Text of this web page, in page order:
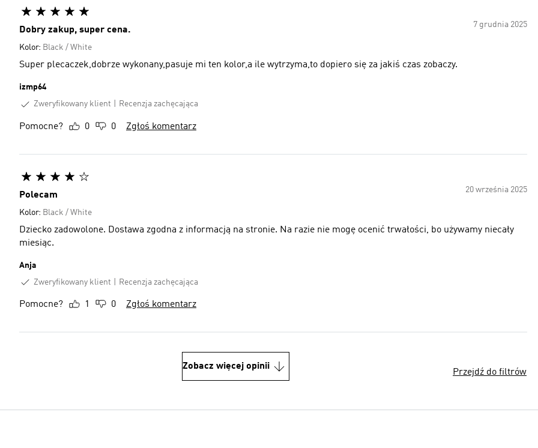
7 grudnia 2025
Dobry zakup, super cena.
Kolor: Black / White
Super plecaczek,dobrze wykonany,pasuje mi ten kolor,a ile wytrzyma,to dopiero się za jakiś czas zobaczy.
izmp64
Zweryfikowany klient
Recenzja zachęcająca
Pomocne? 0 0 Zgłoś komentarz
20 września 2025
Polecam
Kolor: Black / White
Dziecko zadowolone. Dostawa zgodna z informacją na stronie. Na razie nie mogę ocenić trwałości, bo używamy niecały
miesiąc.
Anja
Zweryfikowany klient
Recenzja zachęcająca
Pomocne? 1 0 Zgłoś komentarz
Zobacz więcej opinii
Przejdź do filtrów